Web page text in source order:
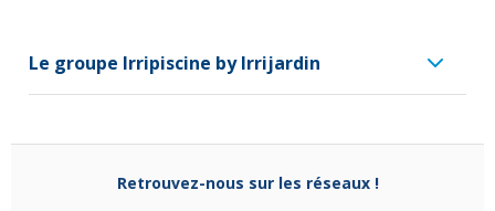
Le groupe Irripiscine by Irrijardin
Retrouvez-nous sur les réseaux !